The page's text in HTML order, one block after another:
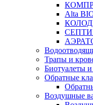
Alta
Трапы и
Биотуалеты
Обратные
Воздушные